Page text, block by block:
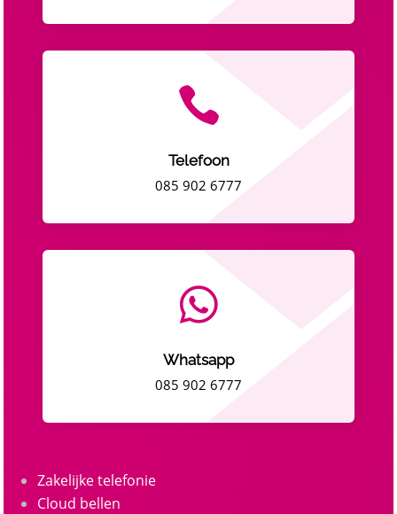

Telefoon
085 902 6777

Whatsapp
085 902 6777
Zakelijke telefonie
Cloud bellen